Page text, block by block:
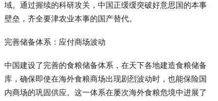
域。通过握续的科研攻关，中国正缓缓突破好意思国的本事
壁垒，齐全要津农业本事的国产替代。
完善储备体系：应付商场波动
中国建设了完善的食粮储备体系，在天下各地建造食粮储备
库，确保即使在海外食粮商场出现剧烈波动时，也能保险国
内商场的巩固供应。这一体系在屡次海外食粮危境中进展了